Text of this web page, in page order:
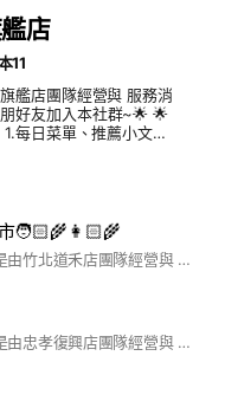
店
11
艦店團隊經營與 服務消
話02-87707288
🧑🏻‍🌾👩🏻‍🌾
歡迎大家加入此群組， 本群組是由竹北道禾店團隊經營與 服務消費者良性互動的平台。 #里仁 #竹北道禾 #竹北 #蔬食 #超市 #淨塑 #雙潔淨標章 #慈心驗證 #永續食材指南 #永續
歡迎大家加入此群組， 本群組是由忠孝復興店團隊經營與 服務消費者良性互動的平台。 #里仁 #忠孝復興 #台北 #蔬食超市 #素食 #安心 #有機 #潔淨標章